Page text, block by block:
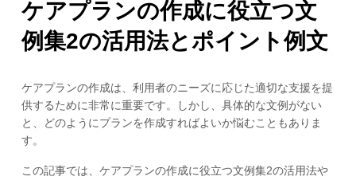
ケアプランの作成に役立つ文
例集2の活用法とポイント例文
ケアプランの作成は、利用者のニーズに応じた適切な支援を提
供するために非常に重要です。しかし、具体的な文例がない
と、どのようにプランを作成すればよいか悩むこともありま
す。
この記事では、ケアプランの作成に役立つ文例集2の活用法や